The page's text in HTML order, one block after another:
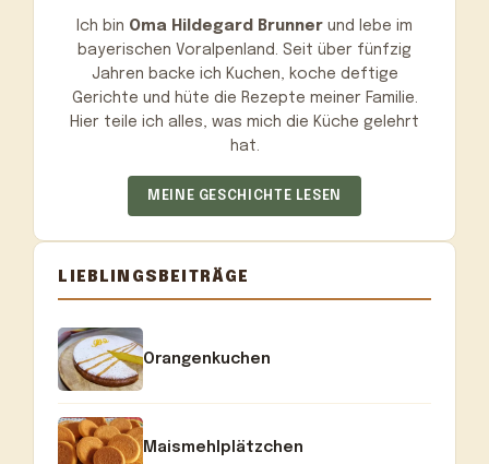
Ich bin Oma Hildegard Brunner und lebe im
bayerischen Voralpenland. Seit über fünfzig
Jahren backe ich Kuchen, koche deftige
Gerichte und hüte die Rezepte meiner Familie.
Hier teile ich alles, was mich die Küche gelehrt
hat.
MEINE GESCHICHTE LESEN
LIEBLINGSBEITRÄGE
Orangenkuchen
Maismehlplätzchen